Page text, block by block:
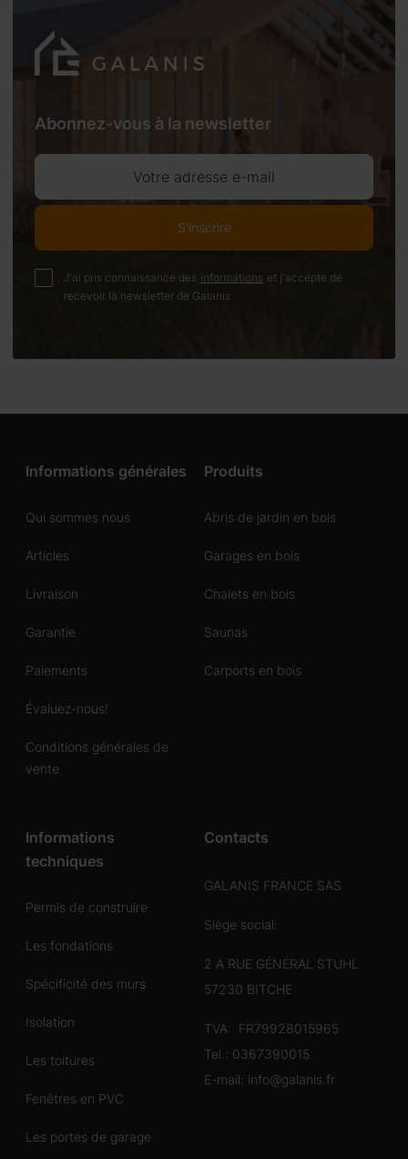
Abonnez-vous à la newsletter
Votre adresse e-mail
S'inscrire
J'ai pris connaissance des informations et j'accepte de
recevoir la newsletter de Galanis
Informations générales
Qui sommes nous
Articles
Livraison
Garantie
Paiements
Évaluez-nous!
Conditions générales de
vente
Produits
Abris de jardin en bois
Garages en bois
Chalets en bois
Saunas
Carports en bois
Informations
techniques
Permis de construire
Les fondations
Spécificité des murs
Isolation
Les toitures
Fenêtres en PVC
Les portes de garage
Contacts
GALANIS FRANCE SAS
Siège social:
2 A RUE GÉNÉRAL STUHL
57230 BITCHE
TVA: FR79928015965
Tel.: 0367390015
E-mail: info@galanis.fr